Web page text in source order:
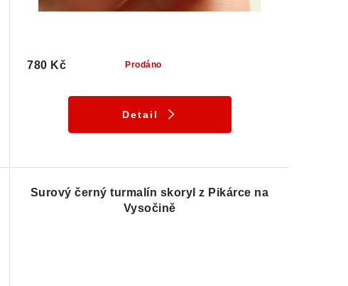
Prodáno
780 Kč
Detail
Surový černý turmalín skoryl z Pikárce na
Vysočině